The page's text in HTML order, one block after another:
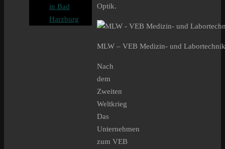
Optik.
MLW – VEB Medizin- und
Nach
dem
Zweiten
Weltkrieg
Das
Unternehmen
zum VEB
in Bad
Harzburg